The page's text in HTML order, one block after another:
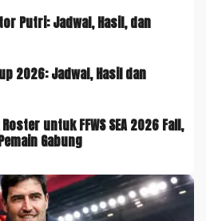
Putri: Jadwal, Hasil, dan
2026: Jadwal, Hasil dan
Roster untuk FFWS SEA 2026 Fall,
Gabung